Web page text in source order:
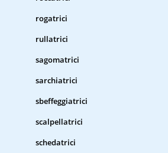
rogatrici
rullatrici
sagomatrici
sarchiatrici
sbeffeggiatrici
scalpellatrici
schedatrici